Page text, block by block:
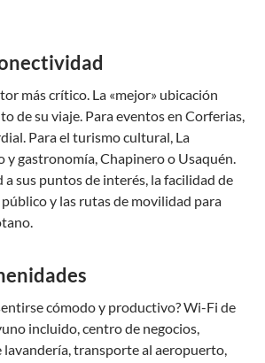
más crítico. La «mejor» ubicación
de su viaje. Para eventos en Corferias,
Para el turismo cultural, La
y gastronomía, Chapinero o Usaquén.
sus puntos de interés, la facilidad de
y las rutas de movilidad para
cómodo y productivo? Wi-Fi de
incluido, centro de negocios,
lavandería, transporte al aeropuerto,